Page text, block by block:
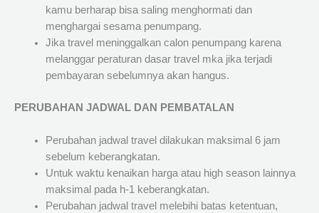
kamu berharap bisa saling menghormati dan
menghargai sesama penumpang.
Jika travel meninggalkan calon penumpang karena
melanggar peraturan dasar travel mka jika terjadi
pembayaran sebelumnya akan hangus.
PERUBAHAN JADWAL DAN PEMBATALAN
Perubahan jadwal travel dilakukan maksimal 6 jam
sebelum keberangkatan.
Untuk waktu kenaikan harga atau high season lainnya
maksimal pada h-1 keberangkatan.
Perubahan jadwal travel melebihi batas ketentuan,